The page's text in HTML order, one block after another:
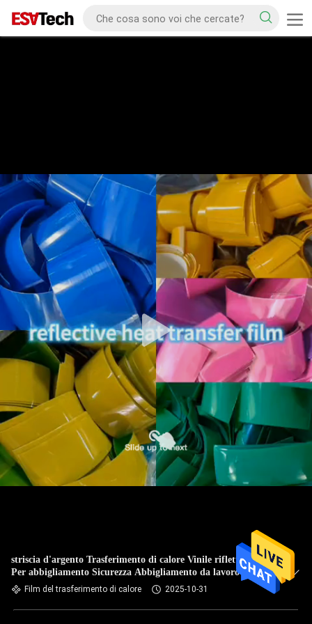
striscia d'argento Trasferimento di calore Vinile riflettente
Per abbigliamento Sicurezza Abbigliamento da lavoro HTV
Grigio Alta visibilità
Film del trasferimento di calore 2025-10-31